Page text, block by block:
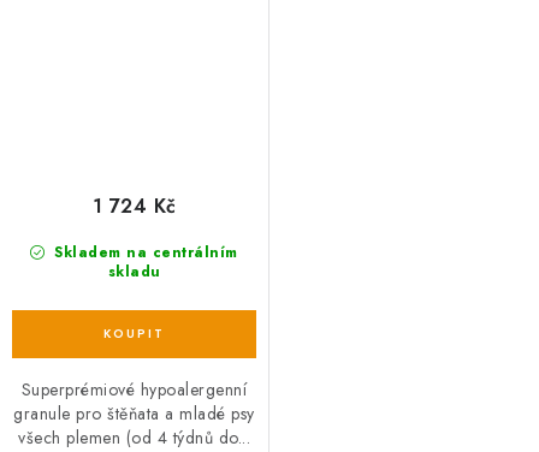
Skladem na centrálním
skladu
1 724 Kč
Superprémiové hypoalergenní
granule pro štěňata a mladé psy
všech plemen (od 4 týdnů do...